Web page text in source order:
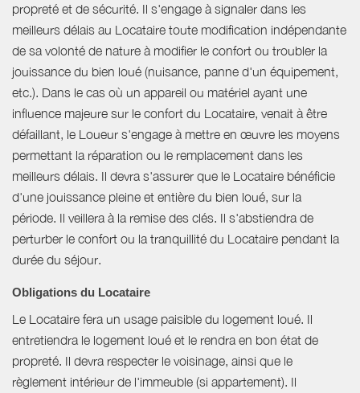
propreté et de sécurité. Il s'engage à signaler dans les
meilleurs délais au Locataire toute modification indépendante
de sa volonté de nature à modifier le confort ou troubler la
jouissance du bien loué (nuisance, panne d'un équipement,
etc.). Dans le cas où un appareil ou matériel ayant une
influence majeure sur le confort du Locataire, venait à être
défaillant, le Loueur s'engage à mettre en œuvre les moyens
permettant la réparation ou le remplacement dans les
meilleurs délais. Il devra s'assurer que le Locataire bénéficie
d'une jouissance pleine et entière du bien loué, sur la
période. Il veillera à la remise des clés. Il s'abstiendra de
perturber le confort ou la tranquillité du Locataire pendant la
durée du séjour.
Obligations du Locataire
Le Locataire fera un usage paisible du logement loué. Il
entretiendra le logement loué et le rendra en bon état de
propreté. Il devra respecter le voisinage, ainsi que le
règlement intérieur de l'immeuble (si appartement). Il